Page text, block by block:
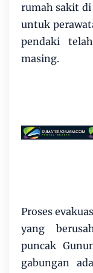
rumah sakit
untuk
pendaki
masing.
Proses
yang
puncak
gabungan